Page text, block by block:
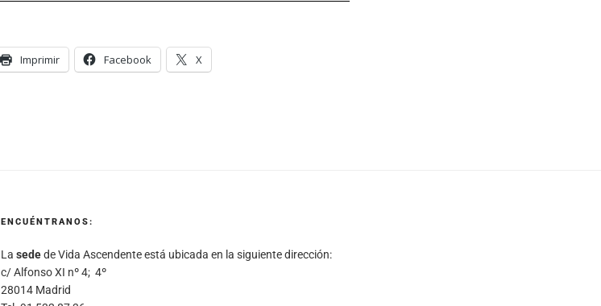
Imprimir Facebook X
ENCUÉNTRANOS:
La sedede Vida Ascendente está ubicada en la siguiente dirección:
c/ Alfonso XI nº 4; 4º
28014 Madrid